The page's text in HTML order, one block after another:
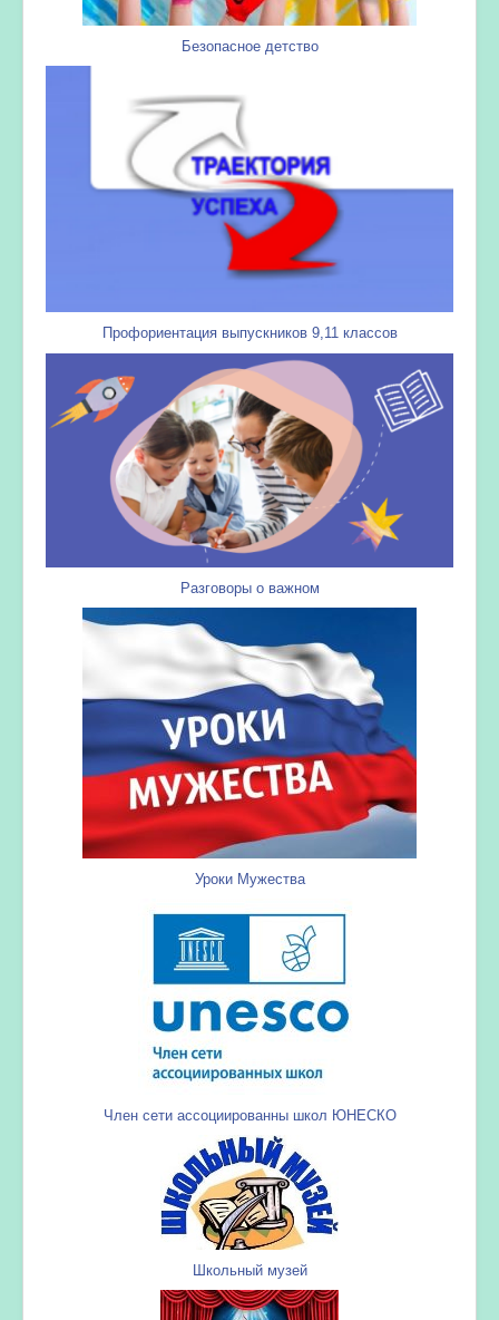
Безопасное детство
Профориентация выпускников 9,11 классов
Разговоры о важном
Уроки Мужества
Член сети ассоциированны школ ЮНЕСКО
Школьный музей